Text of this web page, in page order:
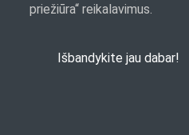
priežiūra“ reikalavimus.
Išbandykite jau dabar!